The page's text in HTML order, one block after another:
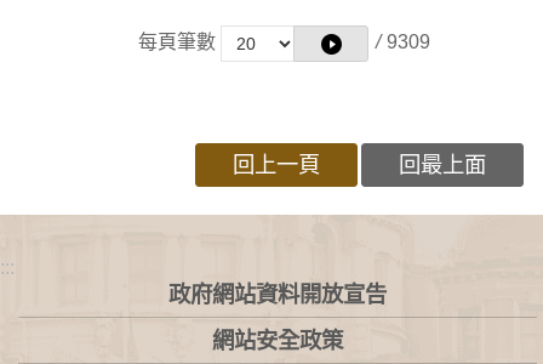
每頁筆數 / 9309
回上一頁 回最上面
:::
政府網站資料開放宣告
網站安全政策